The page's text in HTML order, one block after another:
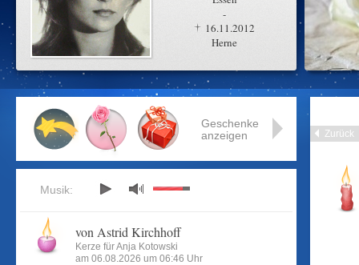
-
16.11.2012
Herne
Zurück
Geschenke
anzeigen
Musik:
von Astrid Kirchhoff
Kerze für Anja Kotowski
am 06.08.2026 um 06:46 Uhr